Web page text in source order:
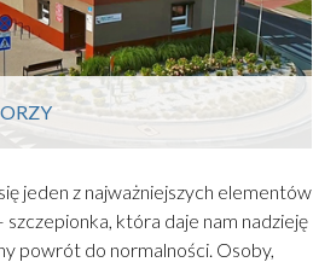
jeden z najważniejszych elementów
szczepionka, która daje nam nadzieję
powrót do normalności. Osoby,